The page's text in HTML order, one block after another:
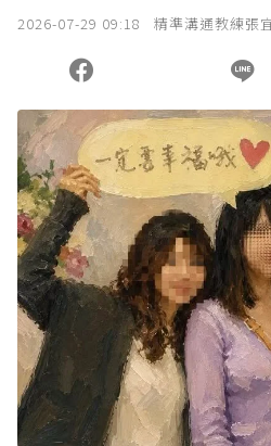
您當前剩餘 U 利點數：0
2026-07-29 09:18 精準溝通教練張